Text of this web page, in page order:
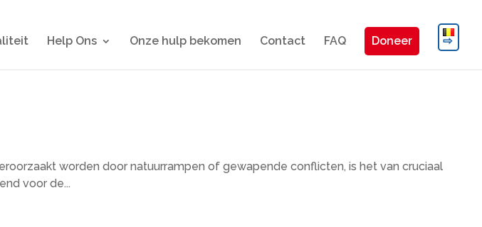
Help Ons Onze hulp bekomen Contact FAQ Doneer
worden door natuurrampen of gewapende conflicten, is het van cruciaal
voor de...